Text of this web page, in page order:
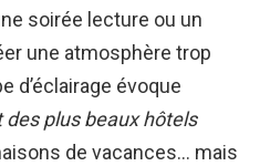
soirée lecture ou un
une atmosphère trop
d’éclairage évoque
des plus beaux hôtels
de vacances… mais